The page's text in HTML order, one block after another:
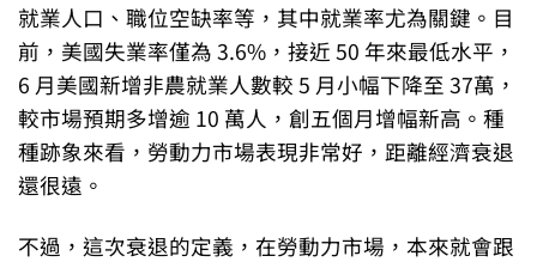
就業人口、職位空缺率等，其中就業率尤為關鍵。目
前，美國失業率僅為 3.6%，接近 50 年來最低水平，
6 月美國新增非農就業人數較 5 月小幅下降至 37萬，
較市場預期多增逾 10 萬人，創五個月增幅新高。種
種跡象來看，勞動力市場表現非常好，距離經濟衰退
還很遠。
不過，這次衰退的定義，在勞動力市場，本來就會跟